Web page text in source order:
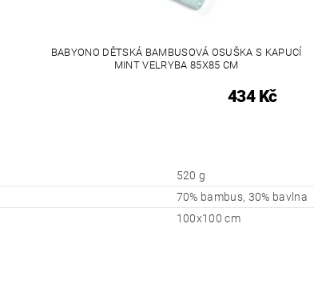
BABYONO DĚTSKÁ BAMBUSOVÁ OSUŠKA S KAPUCÍ
MINT VELRYBA 85X85 CM
434 Kč
520 g
70% bambus, 30% bavlna
100x100 cm